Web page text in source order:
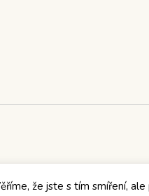
že jste s tím smíření, ale